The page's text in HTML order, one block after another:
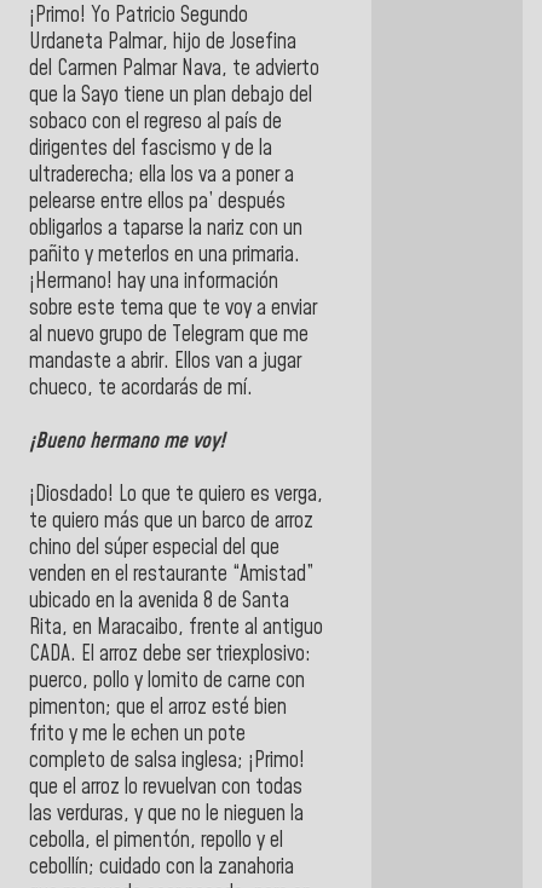
¡Primo! Yo Patricio Segundo
Urdaneta Palmar, hijo de Josefina
del Carmen Palmar Nava, te advierto
que la Sayo tiene un plan debajo del
sobaco con el regreso al país de
dirigentes del fascismo y de la
ultraderecha; ella los va a poner a
pelearse entre ellos pa’ después
obligarlos a taparse la nariz con un
pañito y meterlos en una primaria.
¡Hermano! hay una información
sobre este tema que te voy a enviar
al nuevo grupo de Telegram que me
mandaste a abrir. Ellos van a jugar
chueco, te acordarás de mí.
¡Bueno hermano me voy!
¡Diosdado! Lo que te quiero es verga,
te quiero más que un barco de arroz
chino del súper especial del que
venden en el restaurante “Amistad”
ubicado en la avenida 8 de Santa
Rita, en Maracaibo, frente al antiguo
CADA. El arroz debe ser triexplosivo:
puerco, pollo y lomito de carne con
pimenton; que el arroz esté bien
frito y me le echen un pote
completo de salsa inglesa; ¡Primo!
que el arroz lo revuelvan con todas
las verduras, y que no le nieguen la
cebolla, el pimentón, repollo y el
cebollín; cuidado con la zanahoria